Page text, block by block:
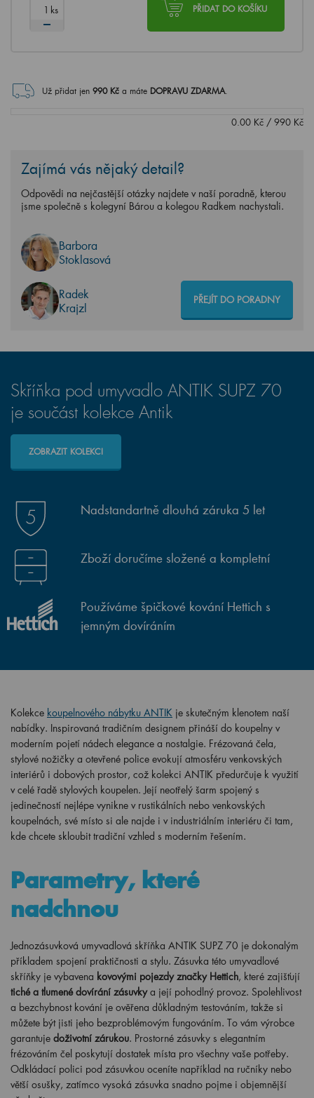
PŘIDAT DO KOŠÍKU
ks
Už přidat jen 990Kč a máte DOPRAVU ZDARMA.
0.00 Kč / 990 Kč
Zajímá vás nějaký detail?
Odpovědi na nejčastější otázky najdete v naší poradně, kterou
jsme společně s kolegyní Bárou a kolegou Radkem nachystali.
Barbora
Stoklasová
Radek
Krajzl
PŘEJÍT DO PORADNY
Skříňka pod umyvadlo ANTIK SUPZ 70
je součást kolekce Antik
ZOBRAZIT KOLEKCI
Nadstandartně dlouhá záruka 5 let
Zboží doručíme složené a kompletní
Používáme špičkové kování Hettich s
jemným dovíráním
Kolekce koupelnového nábytku ANTIK je skutečným klenotem naší
nabídky. Inspirovaná tradičním designem přináší do koupelny v
moderním pojetí nádech elegance a nostalgie. Frézovaná čela,
stylové nožičky a otevřené police evokují atmosféru venkovských
interiérů i dobových prostor, což kolekci ANTIK předurčuje k využití
v celé řadě stylových koupelen. Její neotřelý šarm spojený s
jedinečností nejlépe vynikne v rustikálních nebo venkovských
koupelnách, své místo si ale najde i v industriálním interiéru či tam,
kde chcete skloubit tradiční vzhled s moderním řešením.
Parametry, které
nadchnou
Jednozásuvková umyvadlová skříňka ANTIK SUPZ 70 je dokonalým
příkladem spojení praktičnosti a stylu. Zásuvka této umyvadlové
skříňky je vybavena kovovými pojezdy značky Hettich, které zajišťují
tiché a tlumené dovírání zásuvkya její pohodlný provoz. Spolehlivost
a bezchybnost kování je ověřena důkladným testováním, takže si
můžete být jisti jeho bezproblémovým fungováním. To vám výrobce
garantuje doživotní zárukou. Prostorné zásuvky s elegantním
frézováním čel poskytují dostatek místa pro všechny vaše potřeby.
Odkládací polici pod zásuvkou oceníte například na ručníky nebo
větší osušky, zatímco vysoká zásuvka snadno pojme i objemnější